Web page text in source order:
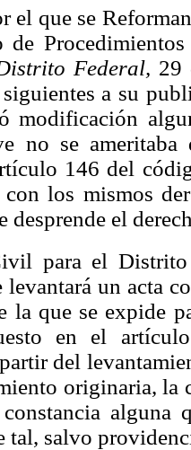
el que se
Federal, 29
a su
modificación
no se
146 del
con los mismos
desprende el
para el
levantará un acta
la que se expide
en el
del
originaria, la
constancia
tal, salvo